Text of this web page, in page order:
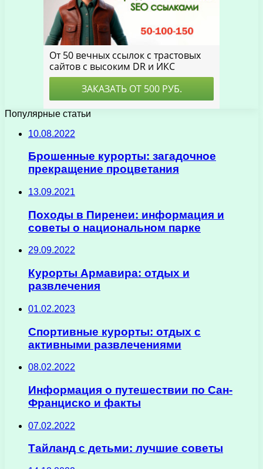
Популярные статьи
10.08.2022
Брошенные курорты: загадочное
прекращение процветания
13.09.2021
Походы в Пиренеи: информация и
советы о национальном парке
29.09.2022
Курорты Армавира: отдых и
развлечения
01.02.2023
Спортивные курорты: отдых с
активными развлечениями
08.02.2022
Информация о путешествии по Сан-
Франциско и факты
07.02.2022
Тайланд с детьми: лучшие советы